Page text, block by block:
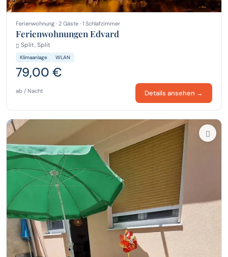
Ferienwohnung · 2 Gäste · 1 Schlafzimmer
Ferienwohnungen Edvard
Split, Split
Klimaanlage WLAN
79,00 €
ab / Nacht Details ansehen →